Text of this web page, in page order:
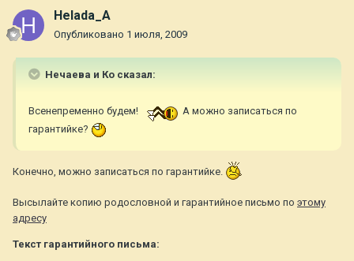
Helada_A
Опубликовано 1 июля, 2009
Нечаева и Ко сказал:
Всенепременно будем!
А можно записаться по
гарантийке?
Конечно, можно записаться по гарантийке.
Высылайте копию родословной и гарантийное письмо по этому
адресу
Текст гарантийного письма: